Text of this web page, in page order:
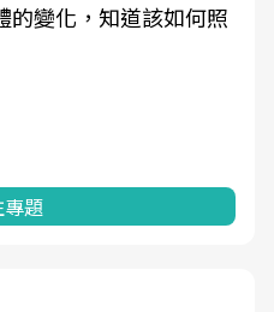
的變化，知道該如何照
題